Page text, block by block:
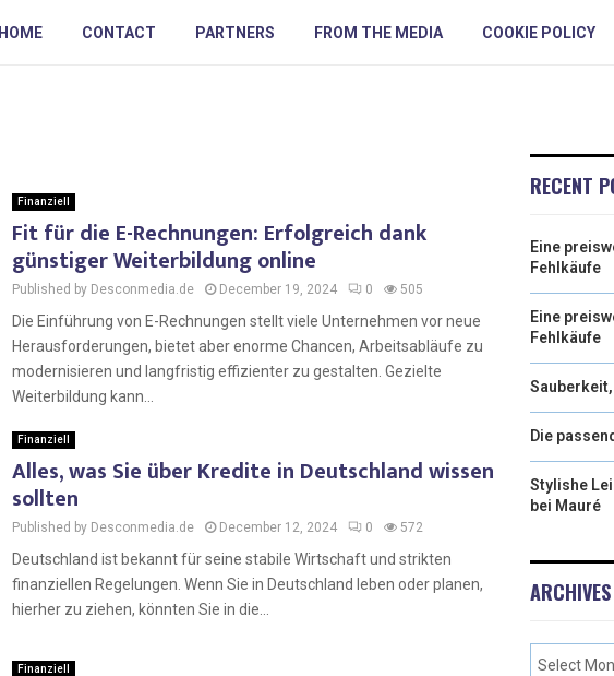
HOME CONTACT PARTNERS FROM THE MEDIA COOKIE POLICY
Finanziell
Fit für die E-Rechnungen: Erfolgreich dank
günstiger Weiterbildung online
Published by Desconmedia.de December 19, 2024 0 505
Die Einführung von E-Rechnungen stellt viele Unternehmen vor neue
Herausforderungen, bietet aber enorme Chancen, Arbeitsabläufe zu
modernisieren und langfristig effizienter zu gestalten. Gezielte
Weiterbildung kann...
Finanziell
Alles, was Sie über Kredite in Deutschland wissen
sollten
Published by Desconmedia.de December 12, 2024 0 572
Deutschland ist bekannt für seine stabile Wirtschaft und strikten
finanziellen Regelungen. Wenn Sie in Deutschland leben oder planen,
hierher zu ziehen, könnten Sie in die...
Finanziell
RECENT
Eine
Fehlkäufe
Eine
Fehlkäufe
Die
Stylishe
bei Mauré
ARCHIVES